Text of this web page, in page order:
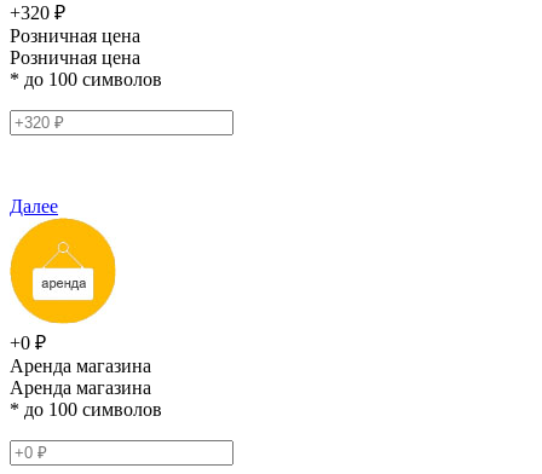
+320 ₽
Розничная цена
Розничная цена
* до 100 символов
Далее
+0 ₽
Аренда магазина
Аренда магазина
* до 100 символов